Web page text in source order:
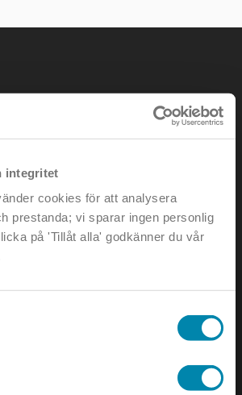
integritet
cookies för att analysera
prestanda; vi sparar ingen personlig
på 'Tillåt alla' godkänner du vår